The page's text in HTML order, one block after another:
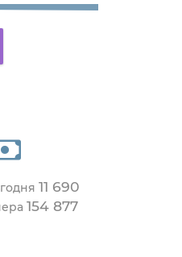
11 690
154 877